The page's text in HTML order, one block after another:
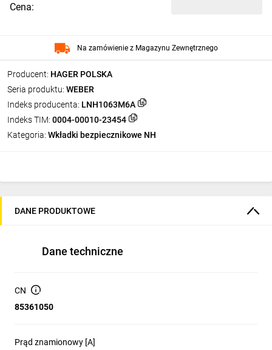
Producent: HAGER POLSKA
Seria produktu: WEBER
Indeks producenta: LNH1063M6A
Indeks TIM: 0004-00010-23454
Kategoria: Wkładki bezpiecznikowe NH
Cena:
Na zamówienie z Magazynu Zewnętrznego
DANE PRODUKTOWE
Dane techniczne
CN
85361050
Prąd znamionowy [A]